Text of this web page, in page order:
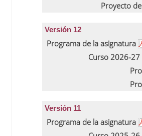
Proyecto
Versión 12
Programa de la asignatura
Curso 2026-27
Versión 11
Programa de la asignatura